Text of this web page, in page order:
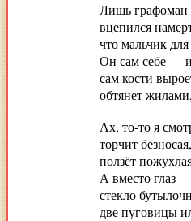
Лишь графоман
вцепился
что мальчик
Он сам себе —
сам кости
обтянет
Ах, то-то я
торчит
ползёт
А вместо глаз
стекло
две пуговицы